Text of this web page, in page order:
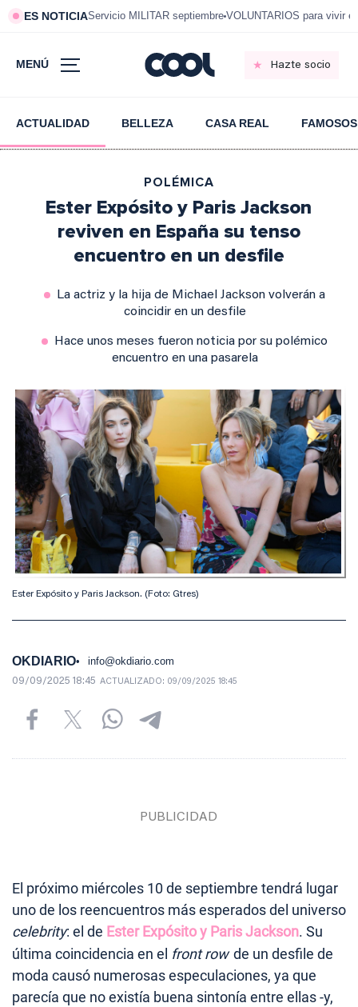
ES NOTICIAServicio MILITAR septiembre VOLUNTARIOS para vivir
MENÚ Hazte socio
ACTUALIDAD BELLEZA CASA REAL FAMOSOS
POLÉMICA
Ester Expósito y Paris Jackson
reviven en España su tenso
encuentro en un desfile
La actriz y la hija de Michael Jackson volverán a
coincidir en un desfile
Hace unos meses fueron noticia por su polémico
encuentro en una pasarela
Ester Expósito y Paris Jackson. (Foto: Gtres)
OKDIARIO info@okdiario.com
09/09/2025 18:45 ACTUALIZADO: 09/09/2025 18:45
El próximo miércoles 10 de septiembre tendrá lugar
uno de los reencuentros más esperados del universo
celebrity: el de Ester Expósito y Paris Jackson. Su
última coincidencia en el front rowde un desfile de
moda causó numerosas especulaciones, ya que
parecía que no existía buena sintonía entre ellas -y,